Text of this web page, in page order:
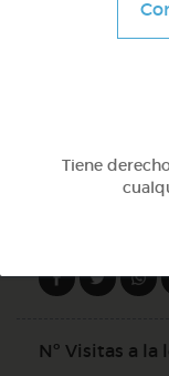
Nº Visitas a la
Tiene